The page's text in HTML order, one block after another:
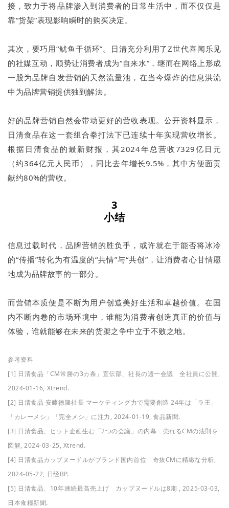
接，致力于将品牌渗入到消费者的日常生活中，而不仅仅是
靠“货架”表现影响瞬时的购买决定。
其次，要巧用“鱿鱼干循环”。日清充分利用了Z世代喜闻乐见
的社媒互动，顺势让消费者成为“自来水”，继而在网络上形成
一股为品牌自发营销的天然流量池，在当今爆炸的信息洪流
中为品牌营销提供独到解法。
好的品牌营销自然会带动更好的营收表现。公开资料显示，
日清食品在这一套组合拳打法下已连续十年实现营收增长。
根据日清食品的最新财报，其2024年总营收7329亿日元
（约364亿元人民币），同比去年增长9.5%，其中方便面贡
献约80%的营收。
3
小结
信息过载时代，品牌营销的胜负手，或许就在于能否将冰冷
的“传播”转化为有温度的“共情”与“共创”，让消费者心甘情愿
地成为品牌故事的一部分。
而营销本质便是不断为用户创造美好生活和卓越价值。在国
内不断内卷的市场环境中，谁能为消费者创造真正的价值与
体验，谁就能够在未来的货架之争中立于不败之地。
参考资料
[1] 日清食品「CM常勝の3カ条」宣伝部、社長の週一会議 全社員に公開,
2024-01-16, Xtrend.
[2] 日清食品 安藤徳隆社長 マーケティング力で需要創造 24年は「ラ王」
「カレーメシ」「完全メシ」に注力, 2024-01-19, 食品新聞.
[3] 日清食品、ヒット企画生む「2つの会議」の内幕 売れるCMの法則を
図解, 2024-03-25, Xtrend.
[4] 日清食品カップヌードルがブランド国内首位 奇抜CMに精緻な分析,
2024-05-22, 日经BP.
[5] 日清食品、10年連続最高売上げ カップヌードルは8期 , 2025-03-03,
日本食糧新聞.